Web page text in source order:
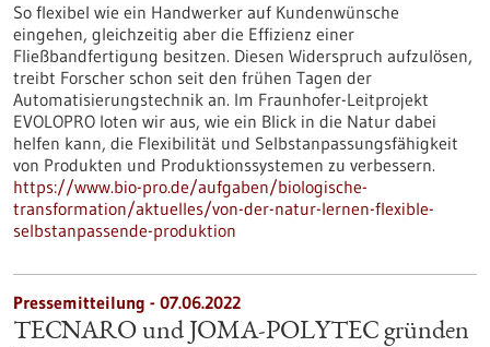
So flexibel wie ein Handwerker auf Kundenwünsche
eingehen, gleichzeitig aber die Effizienz einer
Fließbandfertigung besitzen. Diesen Widerspruch aufzulösen,
treibt Forscher schon seit den frühen Tagen der
Automatisierungstechnik an. Im Fraunhofer-Leitprojekt
EVOLOPRO loten wir aus, wie ein Blick in die Natur dabei
helfen kann, die Flexibilität und Selbstanpassungsfähigkeit
von Produkten und Produktionssystemen zu verbessern.
https://www.bio-pro.de/aufgaben/biologische-
transformation/aktuelles/von-der-natur-lernen-flexible-
selbstanpassende-produktion
Pressemitteilung - 07.06.2022
TECNARO und JOMA-POLYTEC gründen